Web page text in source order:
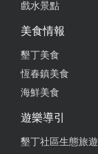
戲水景點
美食情報
墾丁美食
恆春鎮美食
海鮮美食
遊樂導引
墾丁社區生態旅遊